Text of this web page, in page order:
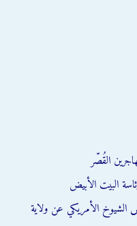
القُصّر
البيت الأبيض
الشيوخ الأمريكي عن ولاية